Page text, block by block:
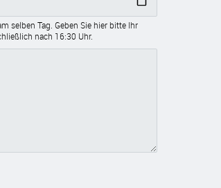
selben Tag. Geben Sie hier bitte Ihr
nach 16:30 Uhr.